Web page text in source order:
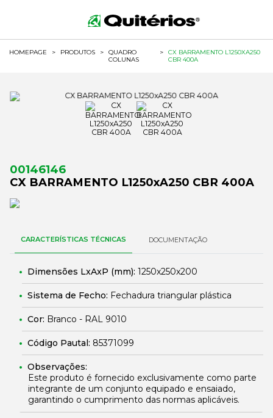
HOMEPAGE > PRODUTOS >
QUADRO
COLUNAS
>
CX BARRAMENTO L1250XA250
CBR 400A
00146146
CX BARRAMENTO L1250xA250 CBR 400A
CARACTERÍSTICAS TÉCNICAS DOCUMENTAÇÃO
Dimensões LxAxP (mm): 1250x250x200
Sistema de Fecho: Fechadura triangular plástica
Cor: Branco - RAL 9010
Código Pautal: 85371099
Observações:
Este produto é fornecido exclusivamente como parte
integrante de um conjunto equipado e ensaiado,
garantindo o cumprimento das normas aplicáveis.